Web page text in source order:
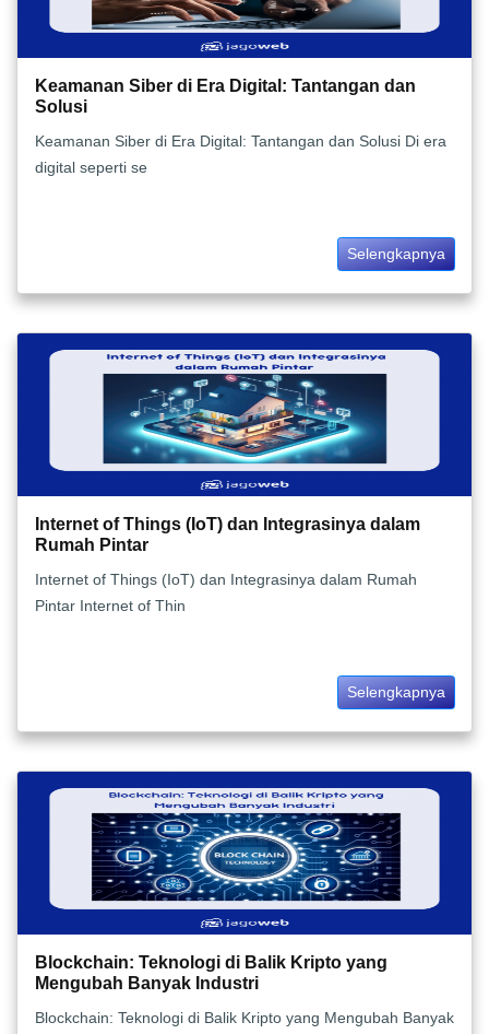
Keamanan Siber di Era Digital: Tantangan dan
Solusi
Keamanan Siber di Era Digital: Tantangan dan Solusi Di era
digital seperti se
Selengkapnya
Internet of Things (IoT) dan Integrasinya dalam
Rumah Pintar
Internet of Things (IoT) dan Integrasinya dalam Rumah
Pintar Internet of Thin
Selengkapnya
Blockchain: Teknologi di Balik Kripto yang
Mengubah Banyak Industri
Blockchain: Teknologi di Balik Kripto yang Mengubah Banyak